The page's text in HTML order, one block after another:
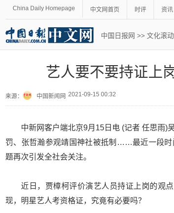
China Daily Homepage 中文网首页 时评 资讯
中国日报网 >> 文化滚动
艺人要不要持证上
来源： 中国新闻网 2021-09-15 00:32
中新网客户端北京9月15日电 (记者 任思雨)
罚、张哲瀚参观靖国神社被抵制……最近一段时
题再次引发全社会关注。
近日，贾樟柯评价演艺人员持证上岗的观
现，明星艺人考资格证，究竟有必要吗？